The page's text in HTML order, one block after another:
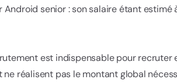
Android senior : son salaire étant estimé
est indispensable pour
réalisent pas le montant global